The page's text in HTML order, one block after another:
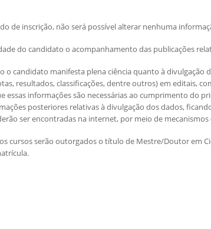
de inscrição, não será possível alterar nenhuma
do candidato o acompanhamento das publicações
o candidato manifesta plena ciência quanto à divulgação
resultados, classificações, dentre outros) em editais,
essas informações são necessárias ao cumprimento do
posteriores relativas à divulgação dos dados,
ser encontradas na internet, por meio de mecanismos
cursos serão outorgados o título de Mestre/Doutor em